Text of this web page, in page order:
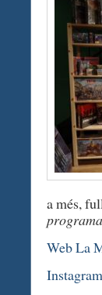
a més,
Web La